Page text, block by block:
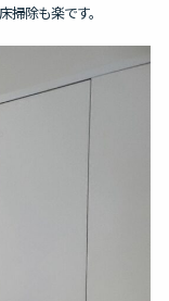
掃除も楽です。